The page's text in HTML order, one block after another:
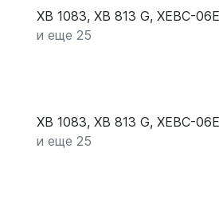
XB 1083, XB 813 G, XEBC-
и еще 25
XB 1083, XB 813 G, XEBC-
и еще 25